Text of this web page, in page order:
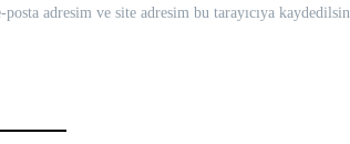
adresim ve site adresim bu tarayıcıya kaydedilsin.